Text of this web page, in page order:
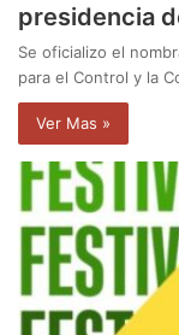
presidencia
Se oficializo el
para el Control y la
Ver Mas »